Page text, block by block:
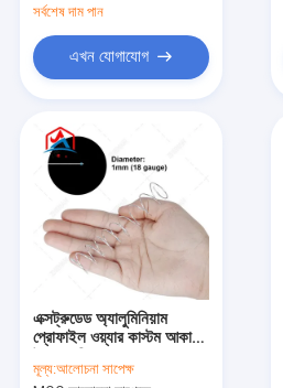
সর্বশেষ দাম পান
এখন যোগাযোগ
এক্সট্রুডেড অ্যালুমিনিয়াম
প্রোফাইল ওয়্যার কাস্টম আকার
দুর্দান্ত গঠনযোগ্যতা
মূল্য:আলোচনা সাপেক্ষ